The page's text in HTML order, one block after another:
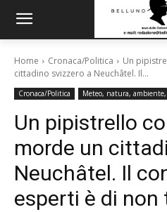
Home Cronaca/Politica
Un
cittadino svizzero a Neuchâtel. Il...
Cronaca/Politica Meteo, natura,
Un pipistrello
morde un
Neuchâtel. Il
esperti è di non